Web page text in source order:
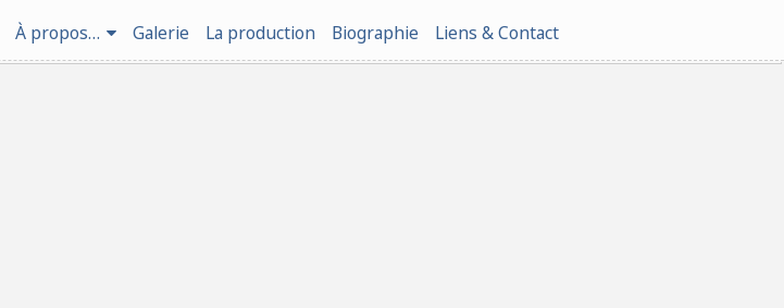
À propos… Galerie La production Biographie Liens & Contact